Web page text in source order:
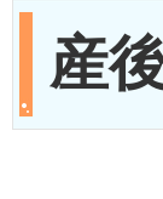
産